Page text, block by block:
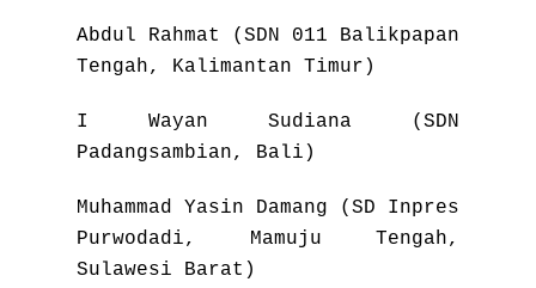
Abdul Rahmat (SDN 011 Balikpapan
Tengah, Kalimantan Timur)
I Wayan Sudiana (SDN
Padangsambian, Bali)
Muhammad Yasin Damang (SD Inpres
Purwodadi, Mamuju Tengah,
Sulawesi Barat)